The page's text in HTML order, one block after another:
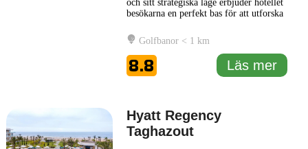
och sitt strategiska läge erbjuder hotellet
besökarna en perfekt bas för att utforska
sevärdheter. Gäster på Pickalbatros
White Beach Taghazout kan njuta av
hotellets många bekvämligheter,
inklusive ett
... Läs mer
Golfbanor < 1 km
8.8 Läs mer
Hyatt Regency
Taghazout